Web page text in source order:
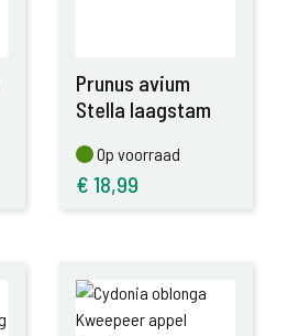
Prunus avium
Stella laagstam
Op voorraad
Op voorraad
€ 18,99